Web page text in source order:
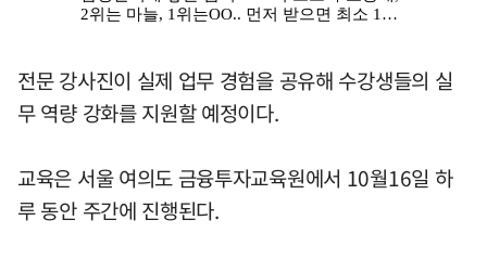
전문 강사진이 실제 업무 경험을 공유해 수강생들의 실
무 역량 강화를 지원할 예정이다.
교육은 서울 여의도 금융투자교육원에서 10월16일 하
루 동안 주간에 진행된다.